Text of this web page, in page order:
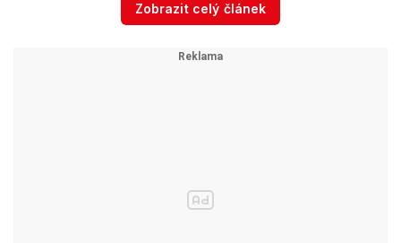
Převážně zataženo bude i v sobotu.
bude padat mrznoucí déšť nebo bude mrholit.
hydrometeorologické ústavu.
Zobrazit celý článek